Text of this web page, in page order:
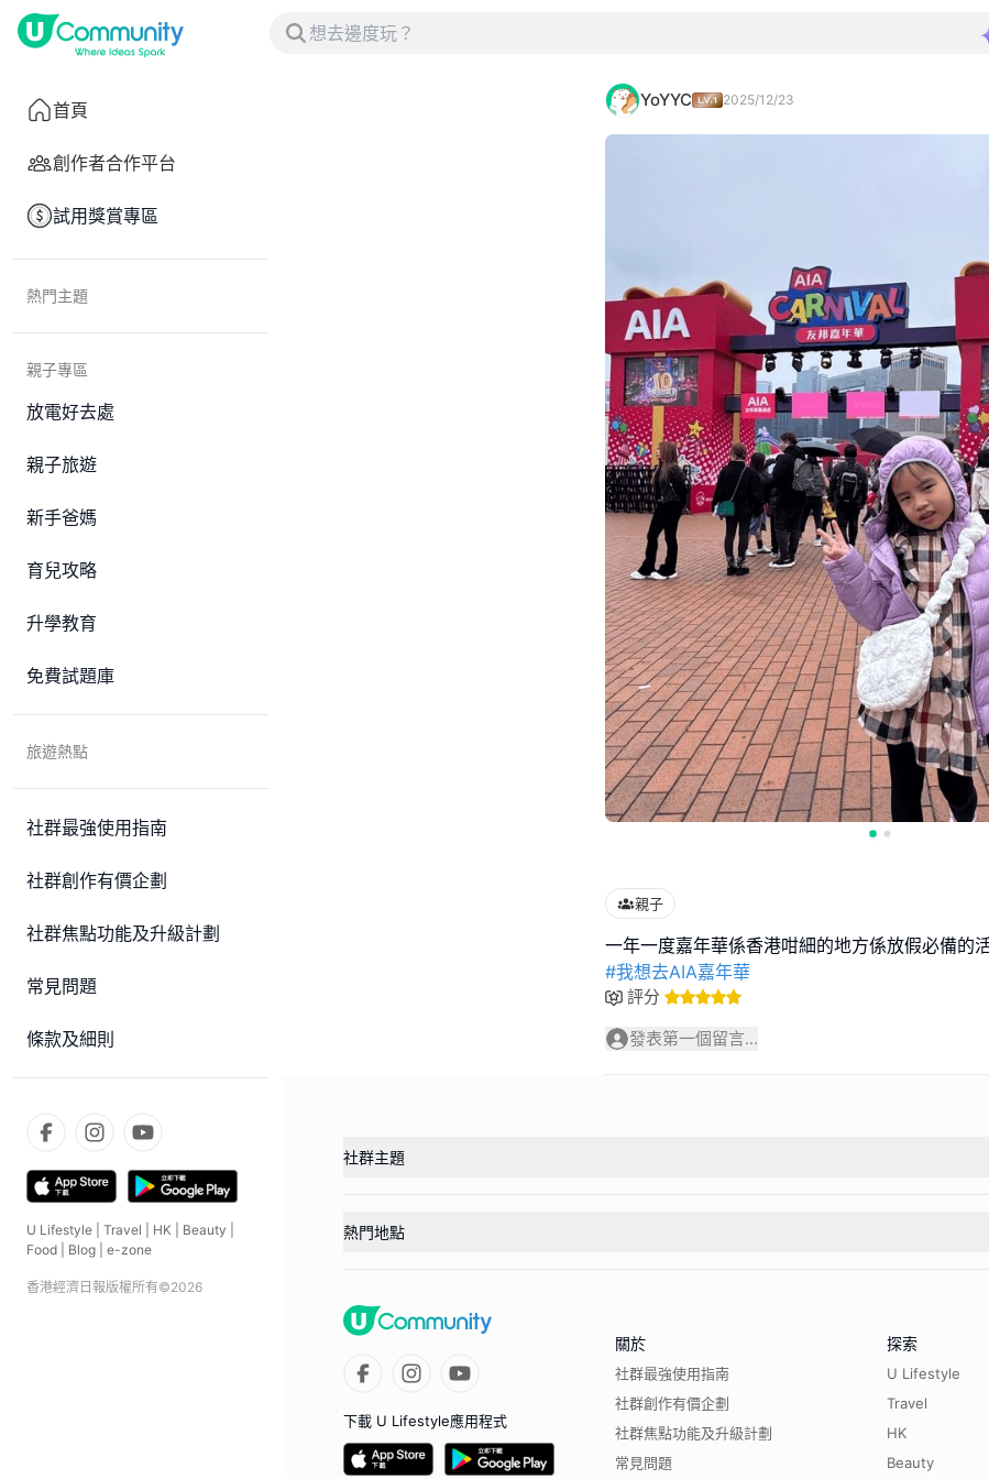
首頁
創作者合作平台
試用獎賞專區
熱門主題
親子專區
放電好去處
親子旅遊
新手爸媽
育兒攻略
升學教育
免費試題庫
旅遊熱點
社群最強使用指南
社群創作有價企劃
社群焦點功能及升級計劃
常見問題
條款及細則
U Lifestyle Travel HK Beauty
Food
Blog e-zone
香港經濟日報版權所有©2026
YoYYC 2025/12/23
親子
#我想去AIA嘉年華
評分
發表第一個留言...
社群主題
熱門地點
下載 U Lifestyle應用程式
關於
社群最強使用指南
社群創作有價企劃
社群焦點功能及升級計劃
常見問題
探索
U Lifestyle
Travel
HK
Beauty